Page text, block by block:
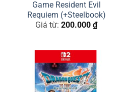
Game Resident Evil
Requiem (+Steelbook)
Giá từ: 200.000 ₫